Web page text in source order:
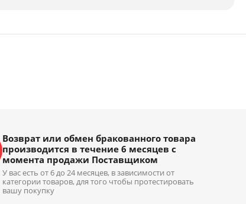
Возврат или обмен бракованного товара
производится в течение 6 месяцев с
момента продажи Поставщиком
У вас есть от 6 до 24 месяцев, в зависимости от
категории товаров, для того чтобы протестировать
вашу покупку